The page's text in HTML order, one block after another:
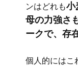
ンはどれも小
母の力強さ
ークで、存
個人的にはこ